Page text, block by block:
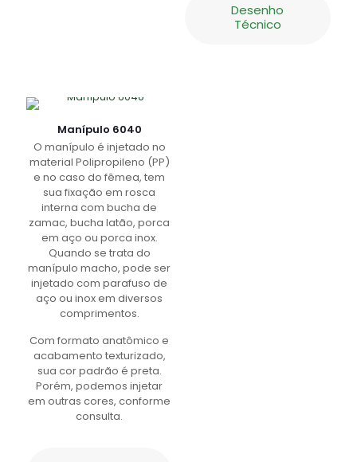
Desenho
Técnico
Manípulo 6040
O manípulo é injetado no
material Polipropileno (PP)
e no caso do fêmea, tem
sua fixação em rosca
interna com bucha de
zamac, bucha latão, porca
em aço ou porca inox.
Quando se trata do
manípulo macho, pode ser
injetado com parafuso de
aço ou inox em diversos
comprimentos.
Com formato anatômico e
acabamento texturizado,
sua cor padrão é preta.
Porém, podemos injetar
em outras cores, conforme
consulta.